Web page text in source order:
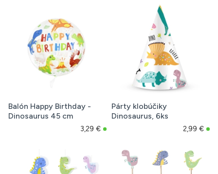
Balón Happy Birthday -
Dinosaurus 45 cm
3,29 €
Párty klobúčiky
Dinosaurus, 6ks
2,99 €